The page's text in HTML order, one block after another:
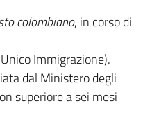
colombiano, in corso di
Immigrazione).
dal Ministero degli
superiore a sei mesi